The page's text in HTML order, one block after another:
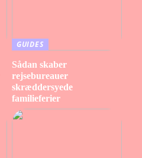
GUIDES
Sådan skaber
rejsebureauer
skræddersyede
familieferier